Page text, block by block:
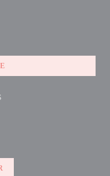
((opens in a new